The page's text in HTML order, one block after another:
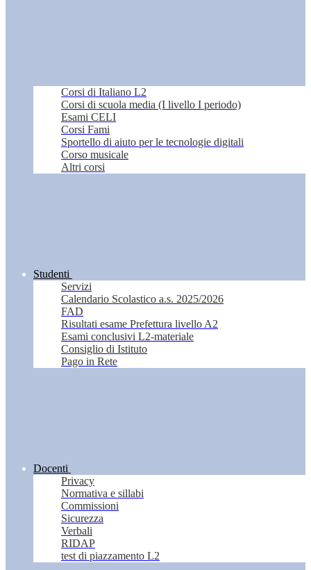
Corsi di Italiano L2
Corsi di scuola media (I livello I periodo)
Esami CELI
Corsi Fami
Sportello di aiuto per le tecnologie digitali
Corso musicale
Altri corsi
Studenti
Servizi
Calendario Scolastico a.s. 2025/2026
FAD
Risultati esame Prefettura livello A2
Esami conclusivi L2-materiale
Consiglio di Istituto
Pago in Rete
Docenti
Privacy
Normativa e sillabi
Commissioni
Sicurezza
Verbali
RIDAP
test di piazzamento L2